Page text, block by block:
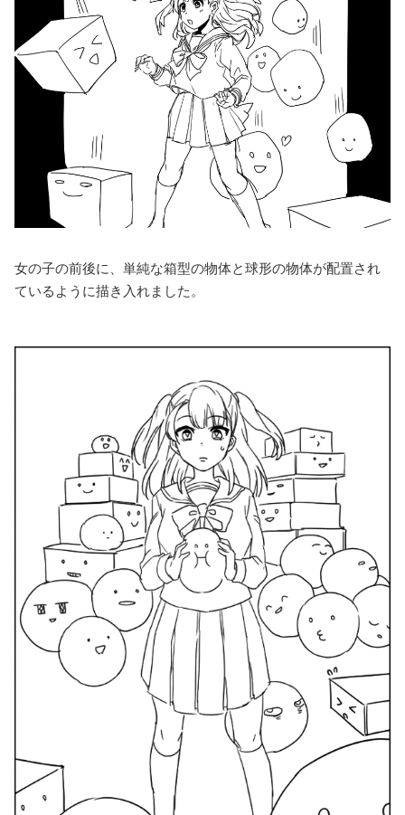
女の子の前後に、単純な箱型の物体と球形の物体が配置され
ているように描き入れました。